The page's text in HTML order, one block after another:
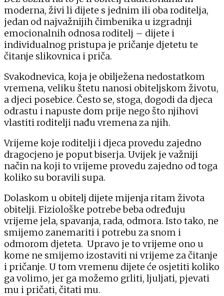
moderna, živi li dijete s jednim ili oba roditelja,
jedan od najvažnijih čimbenika u izgradnji
emocionalnih odnosa roditelj – dijete i
individualnog pristupa je pričanje djetetu te
čitanje slikovnica i priča.
Svakodnevica, koja je obilježena nedostatkom
vremena, veliku štetu nanosi obiteljskom životu,
a djeci posebice. Često se, stoga, dogodi da djeca
odrastu i napuste dom prije nego što njihovi
vlastiti roditelji nađu vremena za njih.
Vrijeme koje roditelji i djeca provedu zajedno
dragocjeno je poput biserja. Uvijek je važniji
način na koji to vrijeme provedu zajedno od toga
koliko su boravili supa.
Dolaskom u obitelj dijete mijenja ritam života
obitelji. Fiziološke potrebe beba određuju
vrijeme jela, spavanja, rada, odmora. Isto tako, ne
smijemo zanemariti i potrebu za snom i
odmorom djeteta. Upravo je to vrijeme ono u
kome ne smijemo izostaviti ni vrijeme za čitanje
i pričanje. U tom vremenu dijete će osjetiti koliko
ga volimo, jer ga možemo grliti, ljuljati, pjevati
mu i pričati, čitati mu.